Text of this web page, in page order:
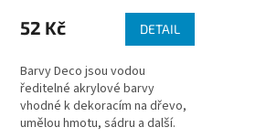
52 Kč DETAIL
Barvy Deco jsou vodou
ředitelné akrylové barvy
vhodné k dekoracím na dřevo,
umělou hmotu, sádru a další.